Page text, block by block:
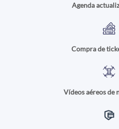
Agenda
Compra de
Vídeos aéreos de